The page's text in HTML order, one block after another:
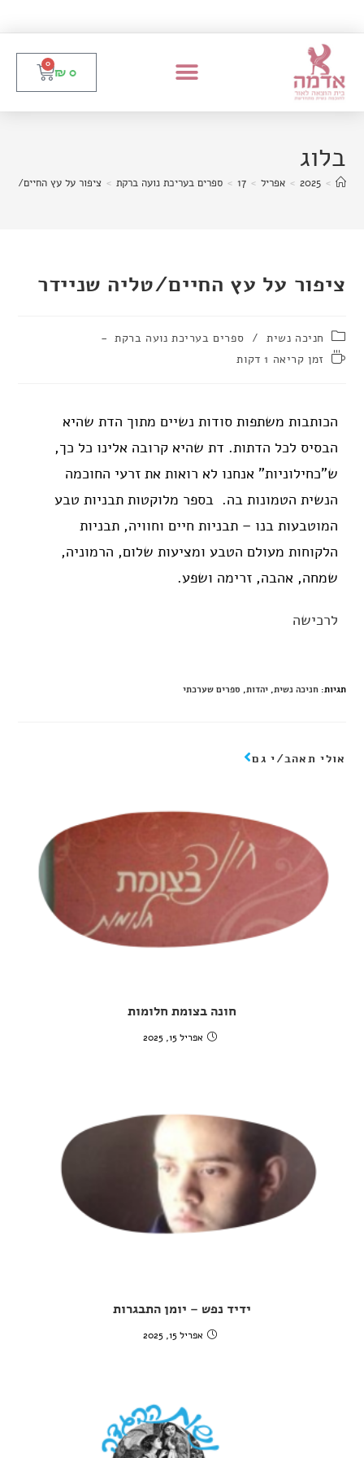
₪ 0
0
בלוג
>
2025
> אפריל >
17
> ספרים בעריכת נועה ברקת > ציפור על עץ החיים/
ציפור על עץ החיים/טליה שניידר
חניכה נשית / ספרים בעריכת נועה ברקת
זמן קריאה 1 דקות
הכותבות משתפות סודות נשיים מתוך הדת שהיא
הבסיס לכל הדתות. דת שהיא קרובה אלינו כל כך,
ש"כחילוניות" אנחנו לא רואות את זרעי החוכמה
הנשית הטמונות בה. בספר מלוקטות תבניות טבע
המוטבעות בנו – תבניות חיים וחוויה, תבניות
הלקוחות מעולם הטבע ומציעות שלום, הרמוניה,
שמחה, אהבה, זרימה ושפע.
לרכישה
תגיות:חניכה נשית, יהדות, ספרים שערכתי
אולי תאהב/י גם
חונה בצומת חלומות
אפריל 15, 2025
ידיד נפש – יומן התבגרות
אפריל 15, 2025